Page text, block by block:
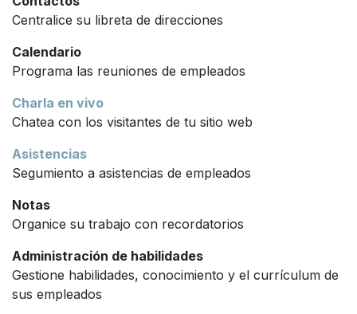
Centralice su libreta de direcciones
Calendario
Programa las reuniones de empleados
Charla en vivo
Chatea con los visitantes de tu sitio web
Asistencias
Segumiento a asistencias de empleados
Notas
Organice su trabajo con recordatorios
Administración de habilidades
Gestione habilidades, conocimiento y el currículum de
sus empleados